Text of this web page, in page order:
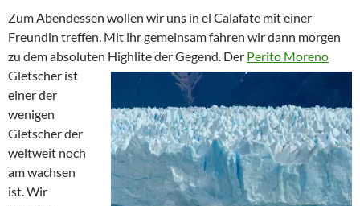
Zum Abendessen wollen wir uns in el Calafate mit einer
Freundin treffen. Mit ihr gemeinsam fahren wir dann morgen
zu dem absoluten Highlite der Gegend. Der Perito Moreno
Gletscher ist
einer der
wenigen
Gletscher der
weltweit noch
am wachsen
ist. Wir